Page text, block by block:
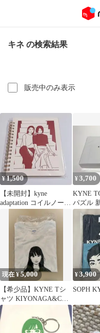
キネ の検索結果
販売中のみ表示
¥1,500
【未開封】kyne
adaptation コイルノー
¥3,700
KYNE
パズル
現在 ¥5,000
【希少品】KYNE Tシ
ャツ KIYONAGA&CO.
（SOPH.）✕KYNE
¥3,900
SOPH